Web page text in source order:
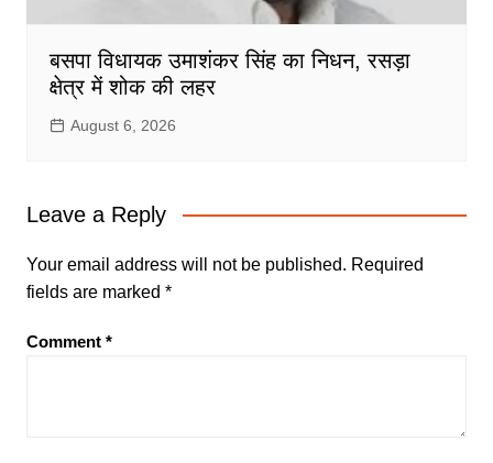
बसपा विधायक उमाशंकर सिंह का निधन, रसड़ा
क्षेत्र में शोक की लहर
August 6, 2026
Leave a Reply
Your email address will not be published. Required
fields are marked *
Comment *